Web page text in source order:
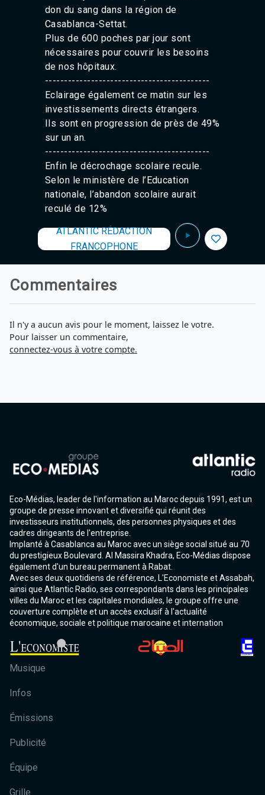
Agadir 99.7 Hz
Tanger 103.3 Hz
Tétouan 87.8 Hz
Fès 98.8 Hz
Meknès 97.2 Hz
Settat 104,6
Chefchaouen 106.4
Essaouira 96.6
Safi 92.3
Taza 103.0
SkhourRhamna 92.2
Taroudant 104.9
Guelmim 91.9
don du sang dans la région de
Casablanca-Settat.
Plus de 600 poches par jour sont
nécessaires pour couvrir les besoins
de nos hôpitaux.
-------------------------------------------
Eclairage également ce matin sur les
investissements directs étrangers.
Ils sont en progression de près de 49%
sur un an.
-------------------------------------------
Enfin le décrochage scolaire recule.
Selon le ministère de l’Education
nationale, l’abandon scolaire aurait
reculé de 12%
ATLANTIC RÉDACTION
FRANCOPHONE
Commentaires
Il n'y a aucun avis pour le moment, laissez le votre.
Pour laisser un commentaire,
connectez-vous à votre compte.
Eco-Médias, leader de l'information au Maroc depuis 1991, est un
groupe de presse innovant et diversifié qui réunit des
investisseurs institutionnels, des personnes physiques et des
cadres dirigeants de l'entreprise.
Implanté à Casablanca au Maroc avec un siège social situé au 70
du prestigieux Boulevard. Al Massira Khadra, Eco-Médias dispose
également d'un bureau permanent à Rabat.
Avec ses deux quotidiens de référence, L'Economiste et Assabah,
ainsi que Atlantic Radio, ses correspondants dans les principales
villes du Maroc et les capitales mondiales, le groupe offre une
couverture complète et un accès exclusif à l'actualité
économique, sociale et politique marocaine et internation
Musique
Infos
Émissions
Publicité
Équipe
Grille